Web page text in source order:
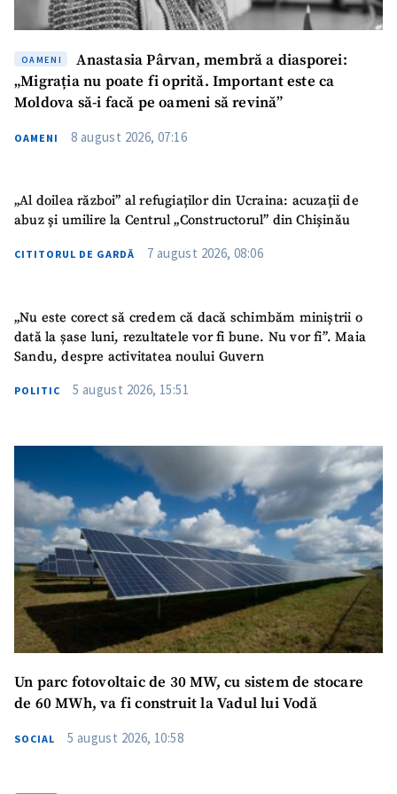
OAMENI
Anastasia Pârvan, membră a diasporei:
„Migrația nu poate fi oprită. Important este ca
Moldova să-i facă pe oameni să revină”
OAMENI 8 august 2026, 07:16
„Al doilea război” al refugiaților din Ucraina: acuzații de
abuz și umilire la Centrul „Constructorul” din Chișinău
CITITORUL DE GARDĂ 7 august 2026, 08:06
„Nu este corect să credem că dacă schimbăm miniștrii o
dată la șase luni, rezultatele vor fi bune. Nu vor fi”. Maia
Sandu, despre activitatea noului Guvern
POLITIC 5 august 2026, 15:51
Un parc fotovoltaic de 30 MW, cu sistem de stocare
de 60 MWh, va fi construit la Vadul lui Vodă
SOCIAL 5 august 2026, 10:58